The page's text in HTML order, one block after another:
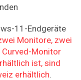
11-Endgeräte
Monitore, zwei
Curved-Monitor
ist, sind
erhältlich.